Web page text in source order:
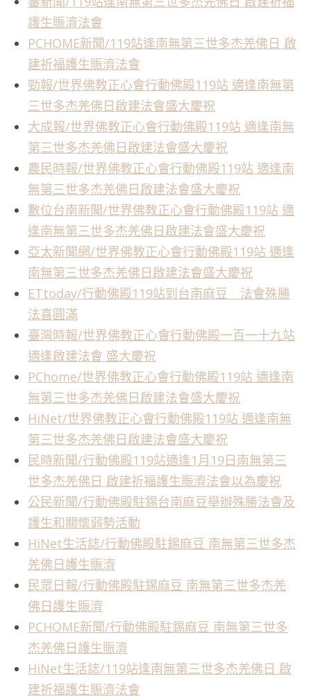
護生賑濟法會
PCHOME新聞/119站逢南無第三世多杰羌佛日 啟
建祈福護生賑濟法會
勁報/世界佛教正心會行動佛殿119站 適逢南無第
三世多杰羌佛日啟建法會盛大慶祝
大成報/世界佛教正心會行動佛殿119站 適逢南無
第三世多杰羌佛日啟建法會盛大慶祝
農民時報/世界佛教正心會行動佛殿119站 適逢南
無第三世多杰羌佛日啟建法會盛大慶祝
數位台南新聞/世界佛教正心會行動佛殿119站 適
逢南無第三世多杰羌佛日啟建法會盛大慶祝
亞太新聞網/世界佛教正心會行動佛殿119站 適逢
南無第三世多杰羌佛日啟建法會盛大慶祝
ETtoday/行動佛殿119站到台南麻豆 法會殊勝
法喜圓滿
臺灣時報/世界佛教正心會行動佛殿一百一十九站
適逢啟建法會 盛大慶祝
PChome/世界佛教正心會行動佛殿119站 適逢南
無第三世多杰羌佛日啟建法會盛大慶祝
HiNet/世界佛教正心會行動佛殿119站 適逢南無
第三世多杰羌佛日啟建法會盛大慶祝
民時新聞/行動佛殿119站適逢1月19日南無第三
世多杰羌佛日 啟建祈福護生賑濟法會以為慶祝
公民新聞/行動佛殿駐錫台南麻豆舉辦殊勝法會及
護生和關懷弱勢活動
HiNet生活誌/行動佛殿駐錫麻豆 南無第三世多杰
羌佛日護生賑濟
民眾日報/行動佛殿駐錫麻豆 南無第三世多杰羌
佛日護生賑濟
PCHOME新聞/行動佛殿駐錫麻豆 南無第三世多
杰羌佛日護生賑濟
HiNet生活誌/119站逢南無第三世多杰羌佛日 啟
建祈福護生賑濟法會